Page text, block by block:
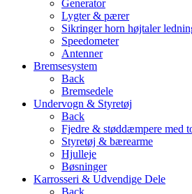
Generator
Lygter & pærer
Sikringer horn højtaler
Speedometer
Antenner
Bremsesystem
Back
Bremsedele
Undervogn & Styretøj
Back
Fjedre & støddæmpere med
Styretøj & bærearme
Hjulleje
Bøsninger
Karrosseri & Udvendige Dele